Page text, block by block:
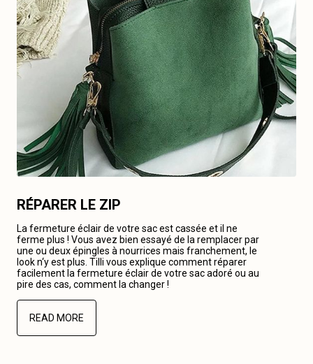
RÉPARER LE ZIP
La fermeture éclair de votre sac est cassée et il ne
ferme plus ! Vous avez bien essayé de la remplacer par
une ou deux épingles à nourrices mais franchement, le
look n‘y est plus. Tilli vous explique comment réparer
facilement la fermeture éclair de votre sac adoré ou au
pire des cas, comment la changer !
READ MORE